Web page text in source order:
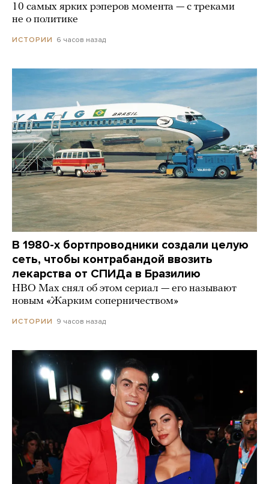
10 самых ярких рэперов момента — с треками
не о политике
ИСТОРИИ 6 часов назад
В 1980-х бортпроводники создали целую
сеть, чтобы контрабандой ввозить
лекарства от СПИДа в Бразилию
HBO Max снял об этом сериал — его называют
новым «Жарким соперничеством»
ИСТОРИИ 9 часов назад